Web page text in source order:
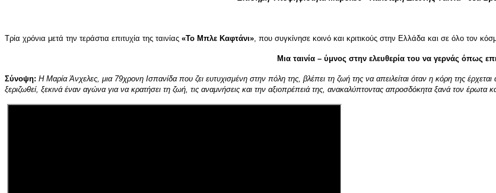
Τρία χρόνια μετά την τεράστια επιτυχία της ταινίας «Το Μπλε Καφτάνι» , που συγκίνησε κοινό και κριτικούς στην Ελλάδα και σε όλο τον
Μια ταινία – ύμνος στην ελευθερία του να γερνάς όπως
Σύνοψη: H Μαρία Άνχελες, μια 79χρονη Ισπανίδα που ζει ευτυχισμένη στην πόλη της, βλέπει τη ζωή της να απειλείται όταν η κόρη της
ξεριζωθεί, ξεκινά έναν αγώνα για να κρατήσει τη ζωή, τις αναμνήσεις και την αξιοπρέπειά της, ανακαλύπτοντας απροσδόκητα ξανά τον έρωτα